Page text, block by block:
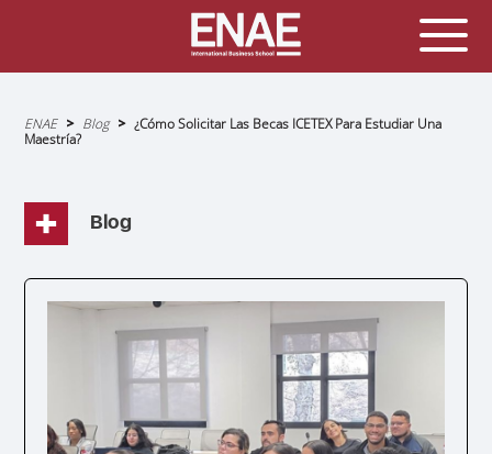
Sobrescribir
enlaces
de
navegación
ENAE Blog
¿Cómo Solicitar Las Becas ICETEX Para Estudiar Una
Maestría?
Blog